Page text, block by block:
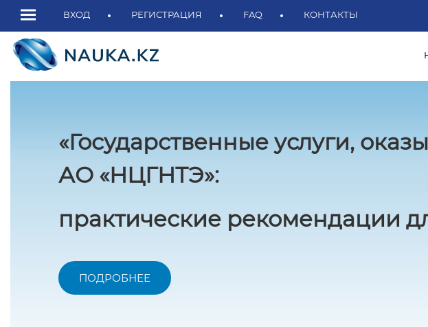
ВХОД РЕГИСТРАЦИЯ FAQ КОНТАКТЫ
«Государственные услуги,
АО «НЦГНТЭ»:
практические рекомендации
ПОДРОБНЕЕ